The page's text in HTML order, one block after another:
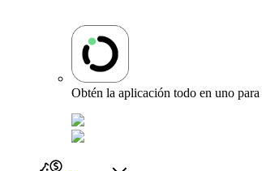
Obtén la aplicación todo en uno